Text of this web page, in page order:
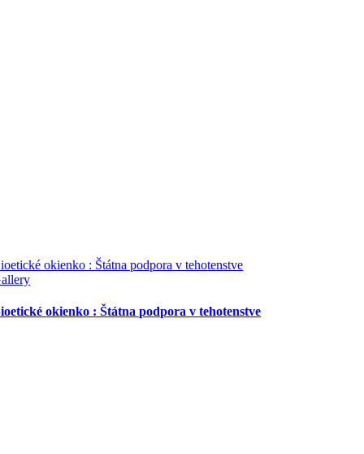
okienko : Štátna podpora v tehotenstve
okienko : Štátna podpora v tehotenstve